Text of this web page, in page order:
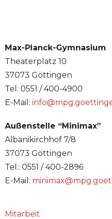
Max-Planck-Gymnasium
Theaterplatz 10
37073 Göttingen
Tel: 0551 / 400-4900
E-Mail:
Außenstelle “Minimax”
Albanikirchhof 7/8
37073 Göttingen
Tel.: 0551 / 400-2896
E-Mail:
Mitarbeit